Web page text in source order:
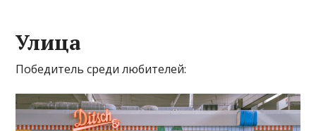
Улица
Победитель среди любителей: